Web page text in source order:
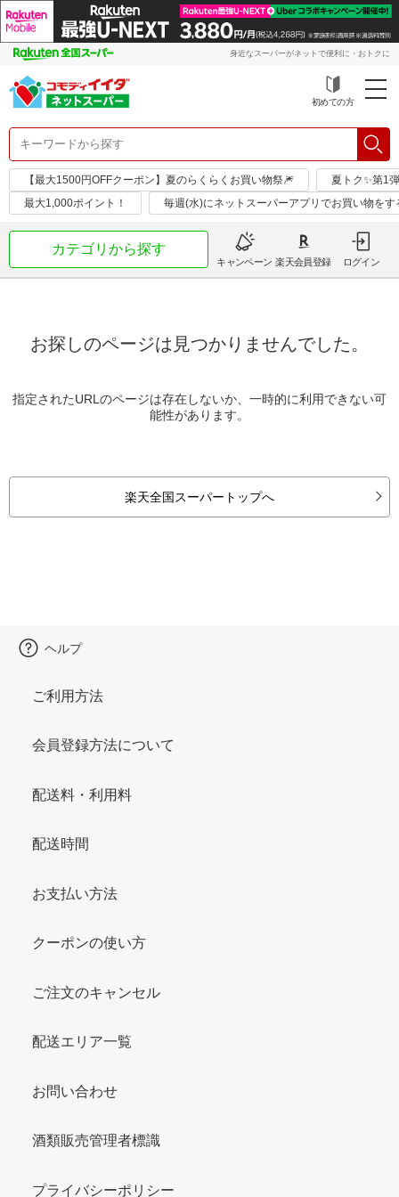
身近なスーパーがネットで便利に・おトクに
初めての方
【最大1500円OFFクーポン】夏のらくらくお買い物祭🎆
夏トク✨第1
最大1,000ポイント！
毎週(水)にネットスーパーアプリでお買い物を
カテゴリから探す
キャンペーン 楽天会員登録 ログイン
お探しのページは見つかりませんでした。
指定されたURLのページは存在しないか、一時的に利用できない可
能性があります。
楽天全国スーパートップへ
ヘルプ
ご利用方法
会員登録方法について
配送料・利用料
配送時間
お支払い方法
クーポンの使い方
ご注文のキャンセル
配送エリア一覧
お問い合わせ
酒類販売管理者標識
プライバシーポリシー